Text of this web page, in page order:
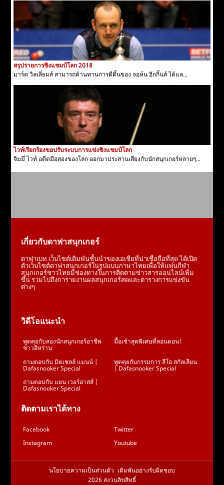
สรุปรายการชิงแชมป์โลก 2018
มาร์ค วิลเลี่ยมส์ สามารถต้านทานการตีติ้นของ จอห์น ฮิกกิ้นส์ ได้แล...
ไวท์เรียกร้องขอปรับระบบการแข่งชิงแชมป์โลก
จิมมี่ ไวท์ อดีตมือสองของโลก ออกมาประสานเสียงกับนักสนุกเกอร์หลายๆ...
เกี่ยวกับดาฟาสนุกเกอร์
ดาฟาเบท เว็บไซต์เดิมพันชั้นนำของเอเชียที่น่าเชื่อถือที่สุด ได้เปิด
ตัวเว็บไซต์ดาฟาสนุกเกอร์ในรูปแบบภาษาไทยเพื่อให้แฟนกีฬา
สนุกเกอร์ชาวไทยมีช่องทางในการติดตามข่าวสารออนไลน์เพิ่ม
ขึ้น รวมไปถึงการายงานผลสนุกเกอร์สดและตารางการแข่งขัน
ต่างๆ
วิดีโอแนะนำ
พูดคุยกับสองนักสนุกเกอร์อาชีพ
ชาวอิหร่าน
มื้อเช้าสุดพิเศษที่ลอนดอน!
ถามตอบกับ มิตเชลล์ แมนน์ |
Dafasnooker Special
พูดคุยกับกรรมการ ลีโอ สกัลเลียน
| Dafasnooker Special
ถามตอบกับ แยน เวอร์ฮาสส์ |
Dafasnooker Special
ติดตามเราได้ทาง
Facebook
Twitter
Instagram
Youtube
นโยบายความเป็นส่วนตัว เดิมพันอย่างรับผิดชอบ
2026 สงวนลิขสิทธิ์